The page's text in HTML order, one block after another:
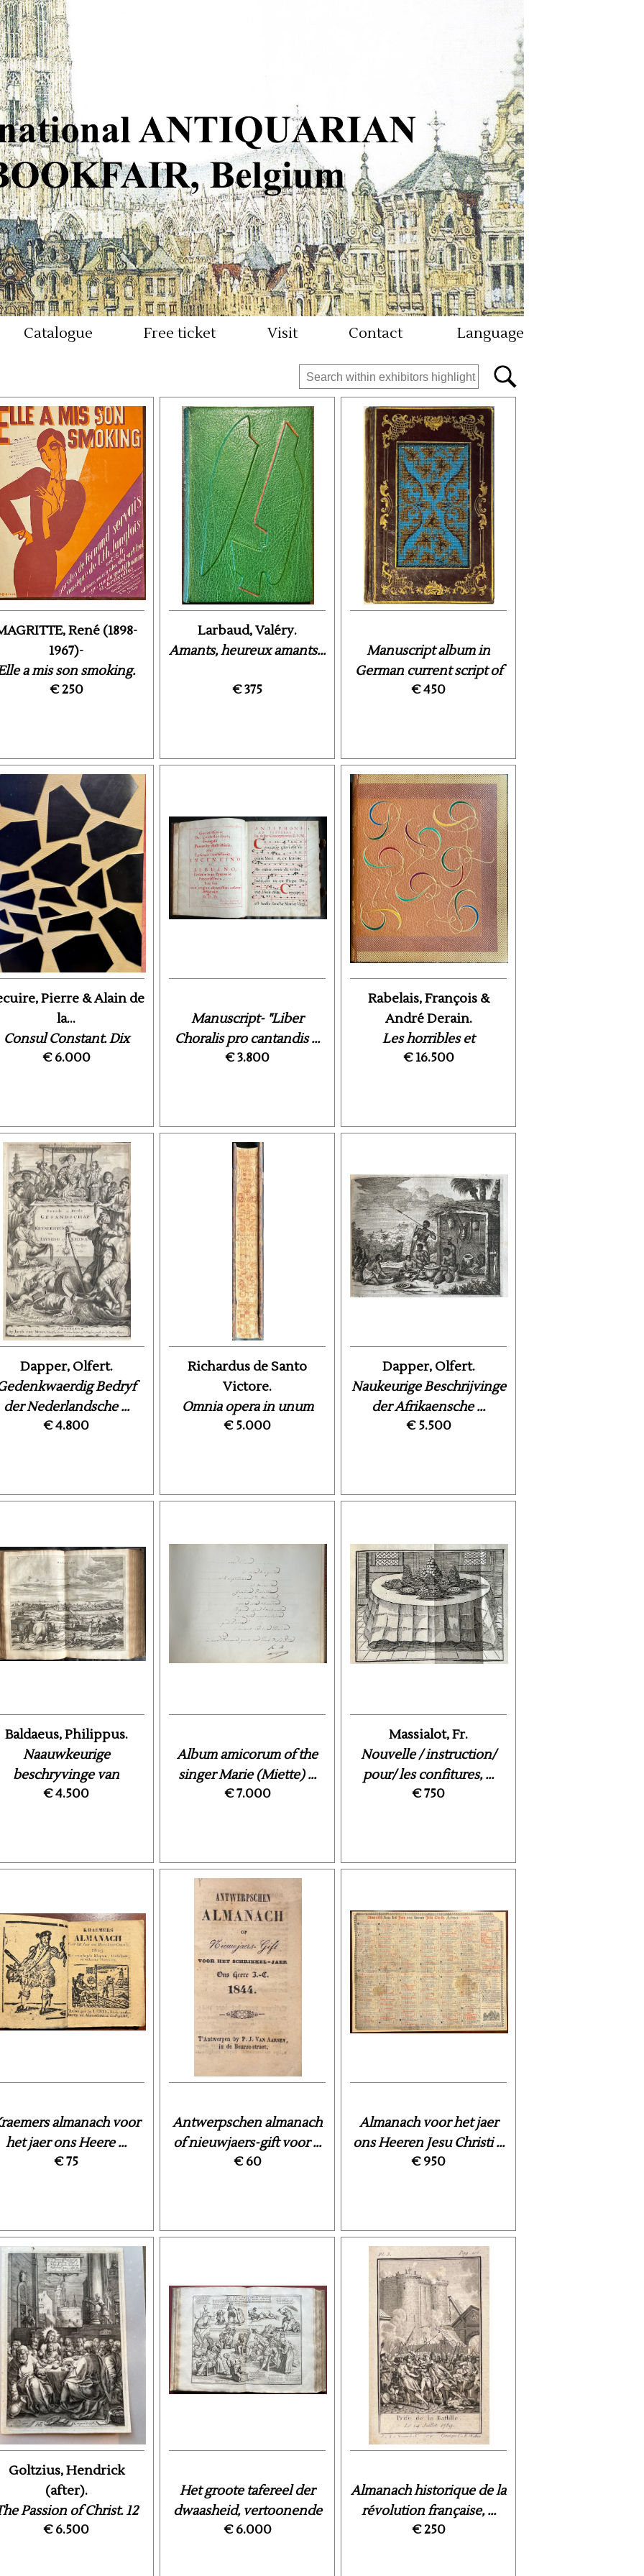
Catalogue Free ticket Visit Contact Language
René (1898-
1967)-
a mis son smoking.
Paroles de Fernand ...
€ 250
Larbaud, Valéry.
Amants, heureux amants...
€ 375
Manuscript album in
German current script of
...
€ 450
Pierre & Alain de
la...
Consul Constant. Dix
inédits de Pierre
€ 6.000
Manuscript- "Liber
Choralis pro cantandis ...
€ 3.800
Rabelais, François &
André Derain.
Les horribles et
espovantables faictz et ...
€ 16.500
Dapper, Olfert.
Bedryf
der Nederlandsche ...
€ 4.800
Richardus de Santo
Victore.
Omnia opera in unum
volumen congesta solerti
€ 5.000
Dapper, Olfert.
Naukeurige Beschrijvinge
der Afrikaensche ...
€ 5.500
Baldaeus, Philippus.
Naauwkeurige
beschryvinge van
Malabar en ...
€ 4.500
Album amicorum of the
singer Marie (Miette) ...
€ 7.000
Massialot, Fr.
Nouvelle / instruction/
pour/ les confitures, ...
€ 750
almanach voor
het jaer ons Heere ...
€ 75
Antwerpschen almanach
of nieuwjaers-gift voor ...
€ 60
Almanach voor het jaer
ons Heeren Jesu Christi ...
€ 950
Goltzius, Hendrick
(after).
Passion of Christ. 12
engravings ca. 125 x ...
€ 6.500
Het groote tafereel der
dwaasheid, vertoonende
...
€ 6.000
Almanach historique de la
révolution française, ...
€ 250